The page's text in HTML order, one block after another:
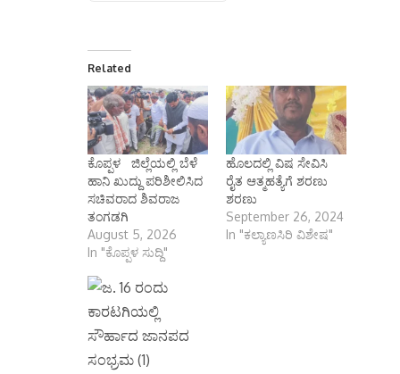
Related
ಕೊಪ್ಪಳ ಜಿಲ್ಲೆಯಲ್ಲಿ ಬೆಳೆ
ಹಾನಿ ಖುದ್ದು ಪರಿಶೀಲಿಸಿದ
ಸಚಿವರಾದ ಶಿವರಾಜ
ತಂಗಡಗಿ
August 5, 2026
In "ಕೊಪ್ಪಳ ಸುದ್ದಿ"
ಹೊಲದಲ್ಲಿ ವಿಷ ಸೇವಿಸಿ
ರೈತ ಆತ್ಮಹತ್ಯೆಗೆ ಶರಣು
ಶರಣು
September 26, 2024
In "ಕಲ್ಯಾಣಸಿರಿ ವಿಶೇಷ"